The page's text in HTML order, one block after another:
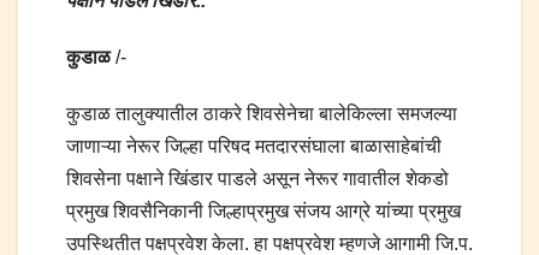
कुडाळ/-
कुडाळ तालुक्यातील ठाकरे शिवसेनेचा बालेकिल्ला समजल्या
जाणाऱ्या नेरूर जिल्हा परिषद मतदारसंघाला बाळासाहेबांची
शिवसेना पक्षाने खिंडार पाडले असून नेरूर गावातील शेकडो
प्रमुख शिवसैनिकानी जिल्हाप्रमुख संजय आग्रे यांच्या प्रमुख
उपस्थितीत पक्षप्रवेश केला. हा पक्षप्रवेश म्हणजे आगामी जि.प.